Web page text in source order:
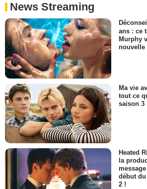
News Streaming
ans : ce
Murphy
nouvelle
Ma vie
tout ce
saison 3
Heated
la
début
2 !